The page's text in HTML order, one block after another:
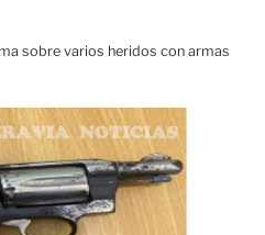
sobre varios heridos con armas